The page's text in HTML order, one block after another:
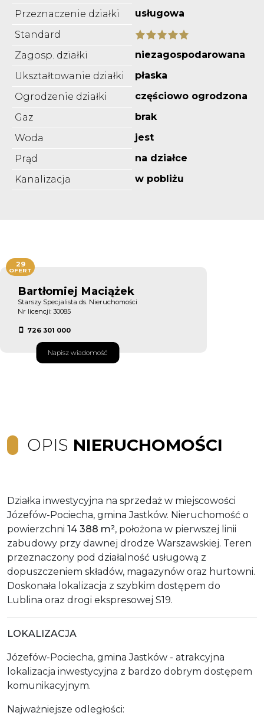
Przeznaczenie działki
usługowa
Standard
Zagosp. działki
niezagospodarowana
Ukształtowanie działki
płaska
Ogrodzenie działki
częściowo ogrodzona
Gaz
brak
Woda
jest
Prąd
na działce
Kanalizacja
w pobliżu
Bartłomiej Maciążek
Starszy Specjalista ds. Nieruchomości
Nr licencji: 30085
726 301 000
Napisz wiadomość
29
OFERT
OPIS NIERUCHOMOŚCI
Działka inwestycyjna na sprzedaż w miejscowości
Józefów-Pociecha, gmina Jastków. Nieruchomość o
powierzchni 14 388 m², położona w pierwszej linii
zabudowy przy dawnej drodze Warszawskiej. Teren
przeznaczony pod działalność usługową z
dopuszczeniem składów, magazynów oraz hurtowni.
Doskonała lokalizacja z szybkim dostępem do
Lublina oraz drogi ekspresowej S19.
LOKALIZACJA
Józefów-Pociecha, gmina Jastków - atrakcyjna
lokalizacja inwestycyjna z bardzo dobrym dostępem
komunikacyjnym.
Najważniejsze odległości: